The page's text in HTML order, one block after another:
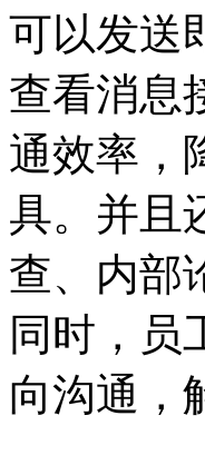
可以发送
查看消息
通效率，
具。并且
查、内部
同时，员
向沟通，